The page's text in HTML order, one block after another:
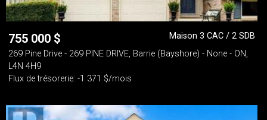
755 000 $
Maison 3 CAC / 2 SDB
269 Pine Drive - 269 PINE DRIVE, Barrie (Bayshore) - None - ON,
L4N 4H9
Flux de trésorerie: -1 371 $/mois